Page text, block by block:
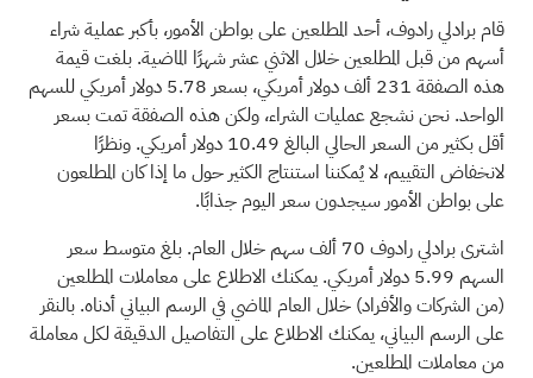
قام برادلي رادوف، أحد المطلعين على بواطن الأمور، بأكبر عملية شراء
أسهم من قبل المطلعين خلال الاثني عشر شهرًا الماضية. بلغت قيمة
هذه الصفقة 231 ألف دولار أمريكي، بسعر 5.78 دولار أمريكي للسهم
الواحد. نحن نشجع عمليات الشراء، ولكن هذه الصفقة تمت بسعر
أقل بكثير من السعر الحالي البالغ 10.49 دولار أمريكي. ونظرًا
لانخفاض التقييم، لا يُمكننا استنتاج الكثير حول ما إذا كان المطلعون
على بواطن الأمور سيجدون سعر اليوم جذابًا.
اشترى برادلي رادوف 70 ألف سهم خلال العام. بلغ متوسط سعر
السهم 5.99 دولار أمريكي. يمكنك الاطلاع على معاملات المطلعين
(من الشركات والأفراد) خلال العام الماضي في الرسم البياني أدناه. بالنقر
على الرسم البياني، يمكنك الاطلاع على التفاصيل الدقيقة لكل معاملة
من معاملات المطلعين.